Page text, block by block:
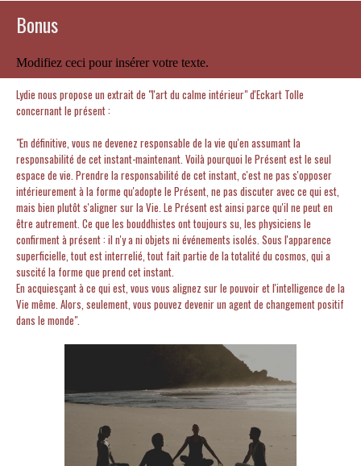
Bonus
Modifiez ceci pour insérer votre texte.
Lydie nous propose un extrait de "l'art du calme intérieur" d'Eckart Tolle
concernant le présent :
"En définitive, vous ne devenez responsable de la vie qu'en assumant la
responsabilité de cet instant-maintenant. Voilà pourquoi le Présent est le seul
espace de vie. Prendre la responsabilité de cet instant, c'est ne pas s'opposer
intérieurement à la forme qu'adopte le Présent, ne pas discuter avec ce qui est,
mais bien plutôt s'aligner sur la Vie. Le Présent est ainsi parce qu'il ne peut en
être autrement. Ce que les bouddhistes ont toujours su, les physiciens le
confirment à présent : il n'y a ni objets ni événements isolés. Sous l'apparence
superficielle, tout est interrelié, tout fait partie de la totalité du cosmos, qui a
suscité la forme que prend cet instant.
En acquiesçant à ce qui est, vous vous alignez sur le pouvoir et l'intelligence de la
Vie même. Alors, seulement, vous pouvez devenir un agent de changement positif
dans le monde".